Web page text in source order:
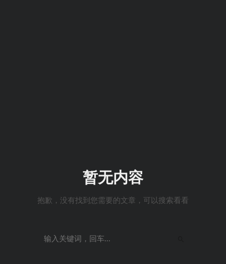
暂无内容
抱歉，没有找到您需要的文章，可以搜索看看